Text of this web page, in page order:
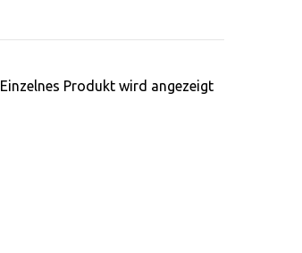
Einzelnes Produkt wird angezeigt